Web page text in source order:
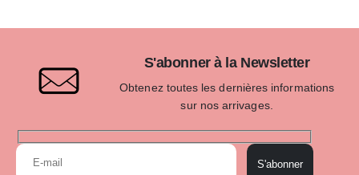
S'abonner à la Newsletter
Obtenez toutes les dernières informations
sur nos arrivages.
S'abonner